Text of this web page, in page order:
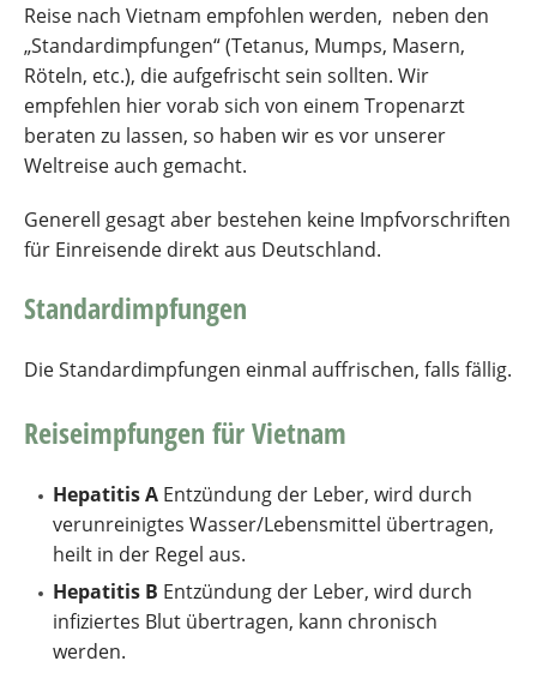
Reise nach Vietnam empfohlen werden, neben den
„Standardimpfungen“ (Tetanus, Mumps, Masern,
Röteln, etc.), die aufgefrischt sein sollten. Wir
empfehlen hier vorab sich von einem Tropenarzt
beraten zu lassen, so haben wir es vor unserer
Weltreise auch gemacht.
Generell gesagt aber bestehen keine Impfvorschriften
für Einreisende direkt aus Deutschland.
Standardimpfungen
Die Standardimpfungen einmal auffrischen, falls fällig.
Reiseimpfungen fürVietnam
Hepatitis A Entzündung der Leber, wird durch
verunreinigtes Wasser/Lebensmittel übertragen,
heilt in der Regel aus.
Hepatitis B Entzündung der Leber, wird durch
infiziertes Blut übertragen, kann chronisch
werden.